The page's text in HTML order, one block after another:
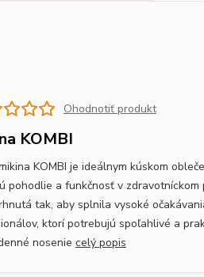
Ohodnotiť produkt
KOMBI
KOMBI je ideálnym kúskom
pohodlie a funkčnosť v zdravotníckom
tak, aby splnila vysoké
ktorí potrebujú spoľahlivé a
nosenie celý popis